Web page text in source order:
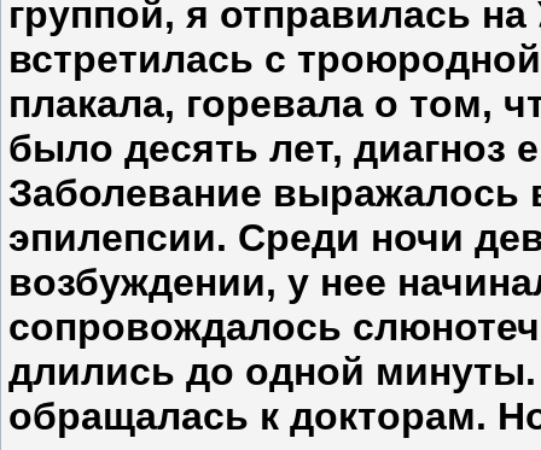
группой, я отправилась
встретилась с
плакала, горевала о том,
было десять лет, диагноз
Заболевание выражалось
эпилепсии. Среди ночи
возбуждении, у нее
сопровождалось
длились до одной минуты.
обращалась к докторам.